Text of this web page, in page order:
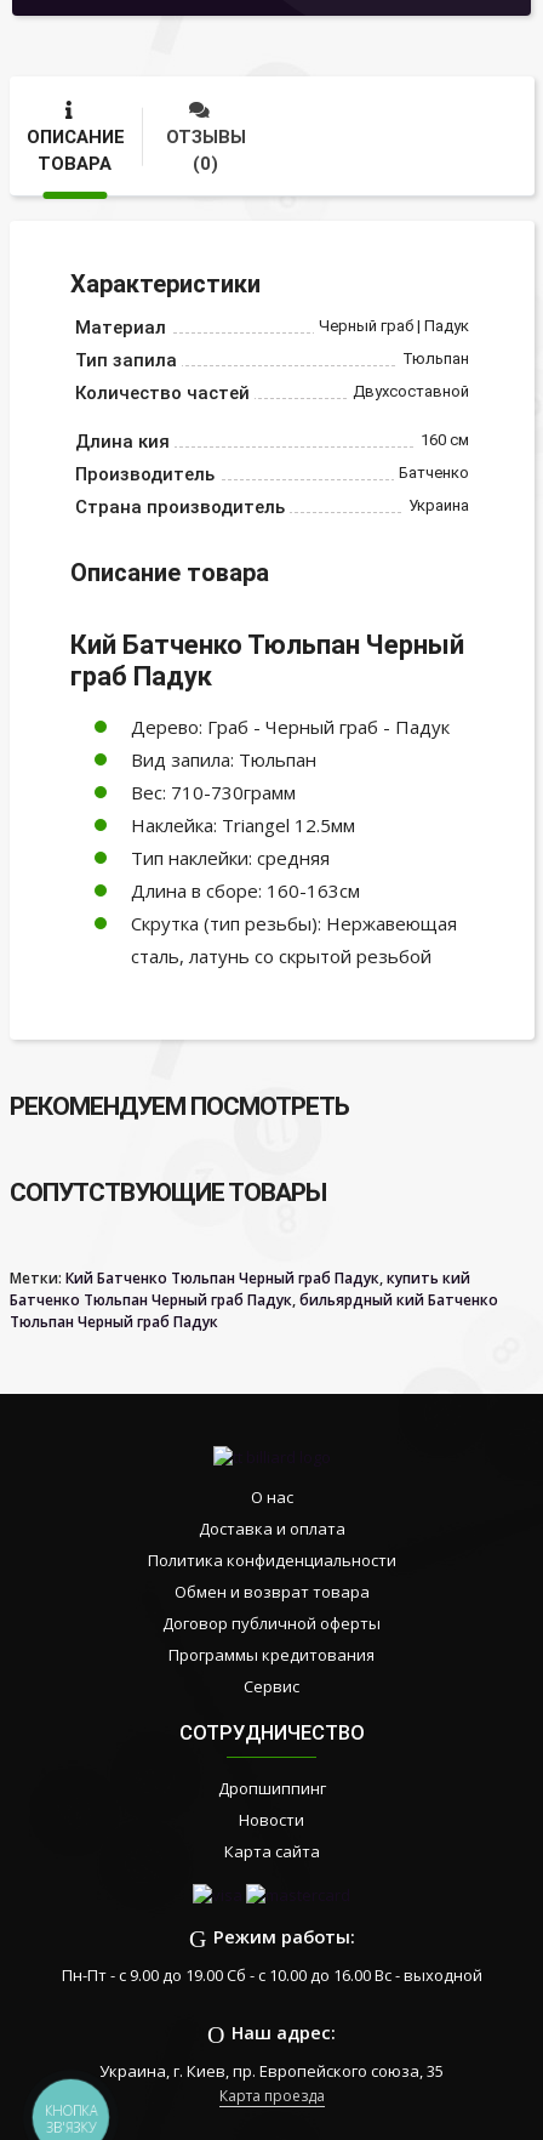
ОПИСАНИЕ
ТОВАРА
ОТЗЫВЫ
(0)
Характеристики
Материал Черный граб | Падук
Тип запила Тюльпан
Количество частей Двухсоставной
Длина кия 160 см
Производитель Батченко
Страна производитель Украина
Описание товара
Кий Батченко Тюльпан Черный
граб Падук
Дерево: Граб - Черный граб - Падук
Вид запила: Тюльпан
Вес: 710-730грамм
Наклейка: Triangel 12.5мм
Тип наклейки: средняя
Длина в сборе: 160-163см
Скрутка (тип резьбы): Нержавеющая
сталь, латунь со скрытой резьбой
РЕКОМЕНДУЕМ ПОСМОТРЕТЬ
СОПУТСТВУЮЩИЕ ТОВАРЫ
Метки: Кий Батченко Тюльпан Черный граб Падук,купить кий
Батченко Тюльпан Черный граб Падук,бильярдный кий Батченко
Тюльпан Черный граб Падук
О нас
Доставка и оплата
Политика конфиденциальности
Обмен и возврат товара
Договор публичной оферты
Программы кредитования
Сервис
СОТРУДНИЧЕСТВО
Дропшиппинг
Новости
Карта сайта
Режим работы:
Пн-Пт - с 9.00 до 19.00 Сб - с 10.00 до 16.00 Вс - выходной
Наш адрес:
Украина, г. Киев, пр. Европейского союза, 35
Карта проезда
КНОПКА
ЗВ'ЯЗКУ